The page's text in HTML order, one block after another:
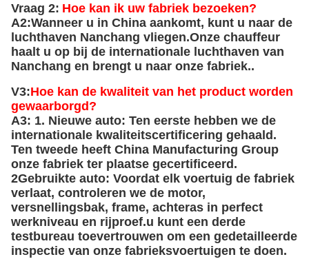
Vraag 2: Hoe kan ik uw fabriek bezoeken?
A2:Wanneer u in China aankomt, kunt u naar de
luchthaven Nanchang vliegen.Onze chauffeur
haalt u op bij de internationale luchthaven van
Nanchang en brengt u naar onze fabriek..
V3:Hoe kan de kwaliteit van het product worden
gewaarborgd?
A3: 1. Nieuwe auto: Ten eerste hebben we de
internationale kwaliteitscertificering gehaald.
Ten tweede heeft China Manufacturing Group
onze fabriek ter plaatse gecertificeerd.
2Gebruikte auto: Voordat elk voertuig de fabriek
verlaat, controleren we de motor,
versnellingsbak, frame, achteras in perfect
werkniveau en rijproef.u kunt een derde
testbureau toevertrouwen om een gedetailleerde
inspectie van onze fabrieksvoertuigen te doen.